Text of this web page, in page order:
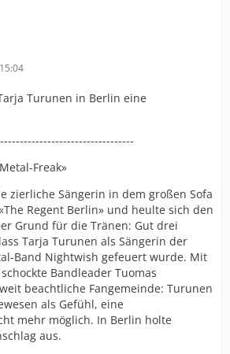
Turunen in Berlin eine
Freak»
zierliche Sängerin in dem großen Sofa
Regent Berlin» und heulte sich den
Grund für die Tränen: Gut drei
Tarja Turunen als Sängerin der
Band Nightwish gefeuert wurde. Mit
Bandleader Tuomas
beachtliche Fangemeinde: Turunen
als Gefühl, eine
mehr möglich. In Berlin holte
aus.